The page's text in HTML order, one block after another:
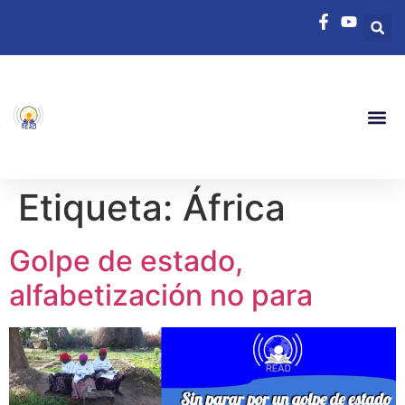
Etiqueta: África
Golpe de estado,
alfabetización no para